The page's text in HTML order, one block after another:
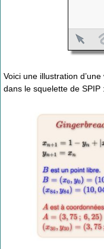
Voici une illustration
dans le squelette de SPIP :